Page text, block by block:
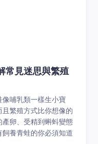
常見迷思與繁殖
哺乳類一樣生小寶
繁殖方式比你想像的
卵、受精到蝌蚪變態
養青蛙的你必須知道